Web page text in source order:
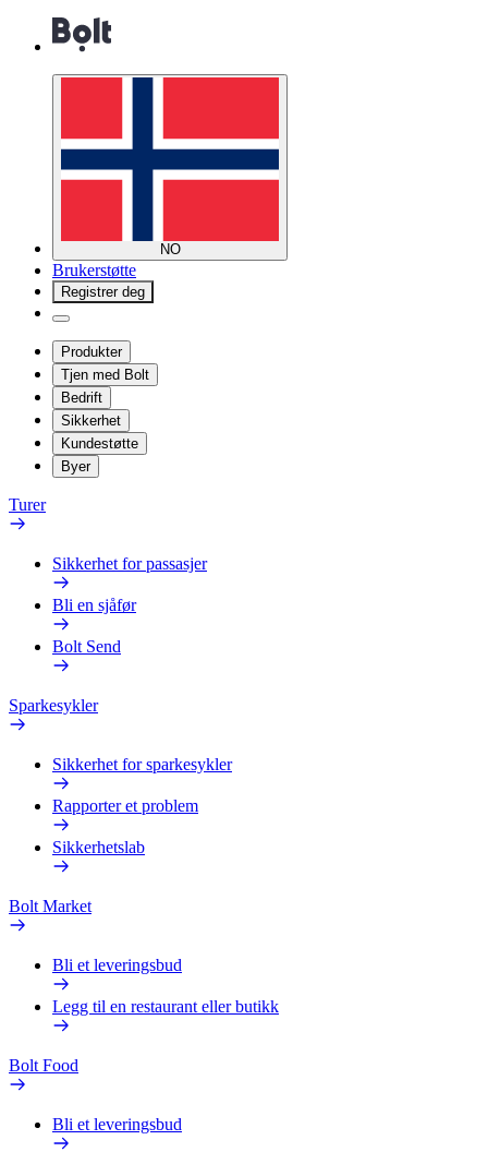
NO
Brukerstøtte
Registrer deg
Produkter
Tjen med Bolt
Bedrift
Sikkerhet
Kundestøtte
Byer
Turer
Sikkerhet for passasjer
Bli en sjåfør
Bolt Send
Sparkesykler
Sikkerhet for sparkesykler
Rapporter et problem
Sikkerhetslab
Bolt Market
Bli et leveringsbud
Legg til en restaurant eller butikk
Bolt Food
Bli et leveringsbud